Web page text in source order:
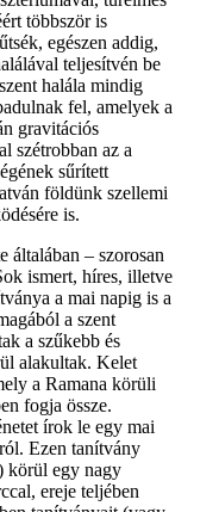
többször is
egészen addig,
teljesítvén be
halála mindig
fel, amelyek a
gravitációs
szétrobban az a
sűrített
földünk szellemi
is.
általában – szorosan
ismert, híres, illetve
a mai napig is a
a szent
a szűkebb és
alakultak. Kelet
a Ramana körüli
fogja össze.
írok le egy mai
Ezen tanítvány
körül egy nagy
ereje teljében